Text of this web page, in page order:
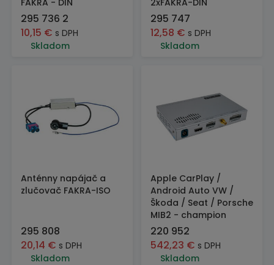
FAKRA - DIN
295 736 2
10,15 € s DPH
Skladom
2xFAKRA-DIN
295 747
12,58 € s DPH
Skladom
Anténny napájač a
zlučovač FAKRA-ISO
295 808
20,14 € s DPH
Skladom
Apple CarPlay /
Android Auto VW /
Škoda / Seat / Porsche
MIB2 - champion
220 952
542,23 € s DPH
Skladom